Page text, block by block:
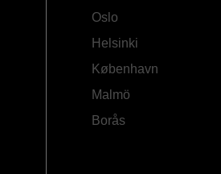
Oslo
Helsinki
København
Malmö
Borås